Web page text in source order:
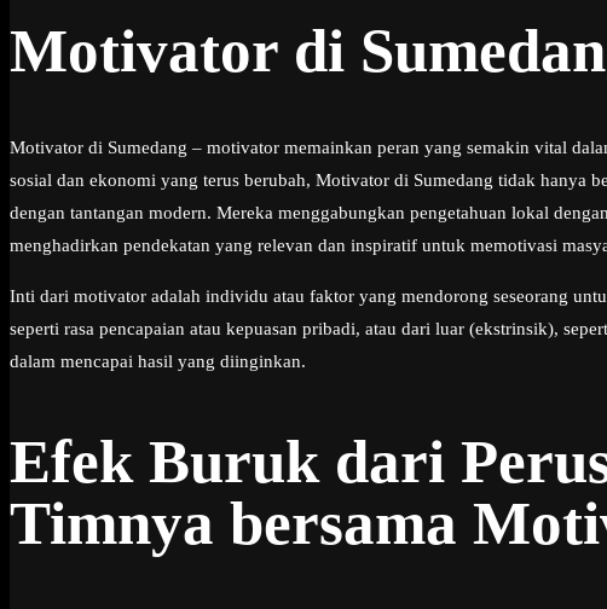
Motivator di
Motivator di Sumedang – motivator memainkan peran yang semakin vital
sosial dan ekonomi yang terus berubah, Motivator di Sumedang tidak hanya
dengan tantangan modern. Mereka menggabungkan pengetahuan lokal
menghadirkan pendekatan yang relevan dan inspiratif untuk memotivasi
Inti dari motivator adalah individu atau faktor yang mendorong seseorang
seperti rasa pencapaian atau kepuasan pribadi, atau dari luar (ekstrinsik),
dalam mencapai hasil yang diinginkan.
Efek Buruk dari
Timnya bersama